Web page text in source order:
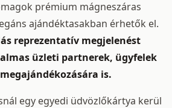
prémium mágneszáras
ajándéktasakban érhetők el.
reprezentatív megjelenést
üzleti partnerek, ügyfelek
is.
egy egyedi üdvözlőkártya kerül